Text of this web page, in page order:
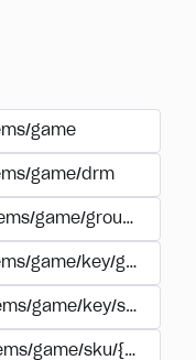
game
game/drm
game/group/
game/key/group/
game/key/sku/
game/sku/